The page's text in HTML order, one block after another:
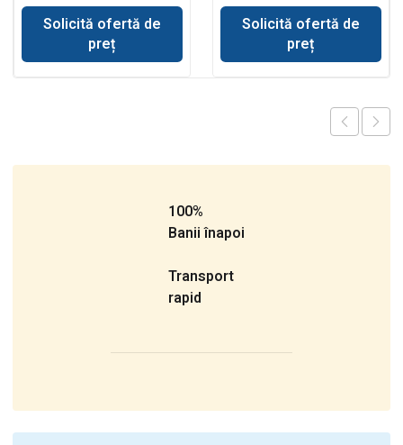
Solicită ofertă de
preț
Solicită ofertă de
preț
100%
Banii înapoi
Transport
rapid